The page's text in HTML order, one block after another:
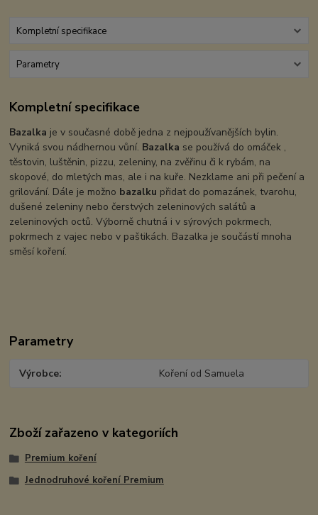
Kompletní specifikace
Parametry
Kompletní specifikace
Bazalka je v současné době jedna z nejpoužívanějších bylin.
Vyniká svou nádhernou vůní. Bazalka se používá do omáček ,
těstovin, luštěnin, pizzu, zeleniny, na zvěřinu či k rybám, na
skopové, do mletých mas, ale i na kuře. Nezklame ani při pečení a
grilování. Dále je možno bazalku přidat do pomazánek, tvarohu,
dušené zeleniny nebo čerstvých zeleninových salátů a
zeleninových octů. Výborně chutná i v sýrových pokrmech,
pokrmech z vajec nebo v paštikách. Bazalka je součástí mnoha
směsí koření.
Parametry
Výrobce Koření od Samuela
Zboží zařazeno v kategoriích
Premium koření
Jednodruhové koření Premium